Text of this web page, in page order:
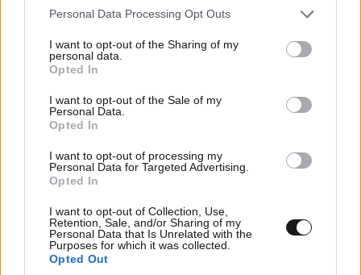
Please note that this website/app uses one or more Google
not limited to your visit or usage behaviour. You may click to
grant or deny consent to Google and its third-party tags to
use your data for below specified purposes in below Google
consent section.
Personal Data Processing Opt Outs
I want to opt-out of the Sharing of my
personal data.
Opted In
I want to opt-out of the Sale of my
Personal Data.
Opted In
I want to opt-out of processing my
Personal Data for Targeted Advertising.
Opted In
I want to opt-out of Collection, Use,
Retention, Sale, and/or Sharing of my
Personal Data that Is Unrelated with the
Purposes for which it was collected.
Opted Out